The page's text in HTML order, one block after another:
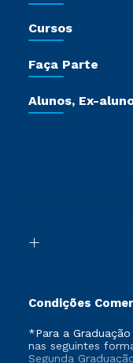
Sala de Imprensa
Certificadoras
Jornada do Aluno
Cursos
Pós-graduação
Cursos Livres
Faça Parte
Vestibular
Formação
Alunos, Ex-
Condições
*Para a
nas seguintes
Segunda